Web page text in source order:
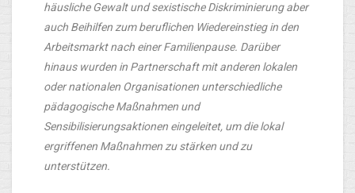
häusliche Gewalt und sexistische Diskriminierung aber
auch Beihilfen zum beruflichen Wiedereinstieg in den
Arbeitsmarkt nach einer Familienpause. Darüber
hinaus wurden in Partnerschaft mit anderen lokalen
oder nationalen Organisationen unterschiedliche
pädagogische Maßnahmen und
Sensibilisierungsaktionen eingeleitet, um die lokal
ergriffenen Maßnahmen zu stärken und zu
unterstützen.